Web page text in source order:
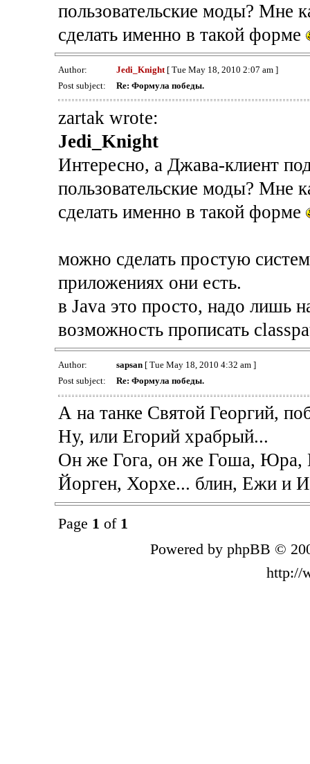
пользовательские моды? Мне
сделать именно в такой форме
Author: Jedi_Knight[ Tue May 18, 2010 2:07 am ]
Post subject:
Re: Формула победы.
zartak wrote:
Jedi_Knight
Интересно, а Джава-клиент
пользовательские моды? Мне
сделать именно в такой форме
можно сделать простую
приложениях они есть.
в Java это просто, надо лишь
возможность прописать
Author: sapsan[ Tue May 18, 2010 4:32 am ]
Post subject:
Re: Формула победы.
А на танке Святой Георгий,
Ну, или Егорий храбрый...
Он же Гога, он же Гоша, Юра,
Йорген, Хорхе... блин, Ежи и
Page 1 of 1
Powered by phpBB ©
http://